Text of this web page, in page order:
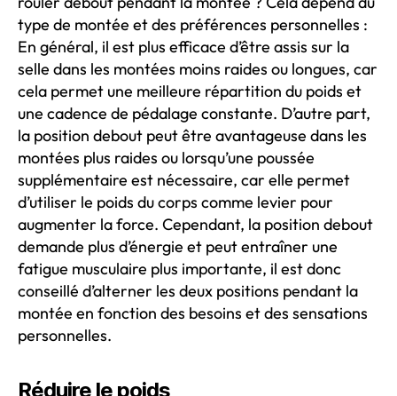
type de montée et des préférences personnelles :
En général, il est plus efficace d’être assis sur la
selle dans les montées moins raides ou longues, car
cela permet une meilleure répartition du poids et
une cadence de pédalage constante. D’autre part,
la position debout peut être avantageuse dans les
montées plus raides ou lorsqu’une poussée
supplémentaire est nécessaire, car elle permet
d’utiliser le poids du corps comme levier pour
augmenter la force. Cependant, la position debout
demande plus d’énergie et peut entraîner une
fatigue musculaire plus importante, il est donc
conseillé d’alterner les deux positions pendant la
montée en fonction des besoins et des sensations
personnelles.
Réduire le poids